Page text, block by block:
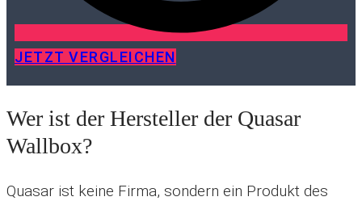
JETZT VERGLEICHEN
Wer ist der Hersteller der Quasar
Wallbox?
Quasar ist keine Firma, sondern ein Produkt des